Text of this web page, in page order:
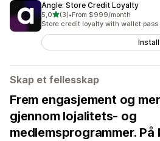
Angle: Store Credit Loyalty
5,0av 5 stjerner
(3)
Totalt 3 omtaler
•From $999/month
Store credit loyalty with wallet pass
Skap et fellesskap
Frem engasjement og
gjennom lojalitets- og
medlemsprogrammer.